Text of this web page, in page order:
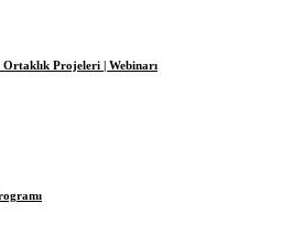
Projeleri | Webinarı